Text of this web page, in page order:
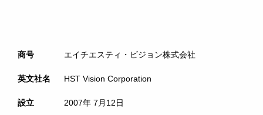
商号 エイチエスティ・ビジョン株式会社
英文社名 HST Vision Corporation
設立 2007年 7月12日